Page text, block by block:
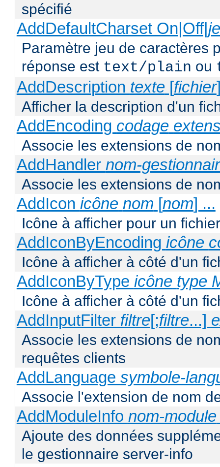
spécifié
AddDefaultCharset On|Off|
Paramètre jeu de caractères
réponse est text/plain ou
AddDescription texte [fichier
Afficher la description d'un
AddEncoding codage
Associe les extensions de
AddHandler nom-
Associe les extensions de
AddIcon icône nom [nom] ...
Icône à afficher pour un
AddIconByEncoding icône
Icône à afficher à côté d'un
AddIconByType icône type
Icône à afficher à côté d'un
AddInputFilter filtre[;filtre...]
Associe les extensions de
requêtes clients
AddLanguage symbole-
Associe l'extension de nom
AddModuleInfo nom-module
Ajoute des données
le gestionnaire server-info